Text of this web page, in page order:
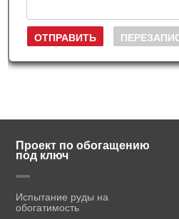
Проект по обогащению
под ключ
Испытание руды на
обогатимость